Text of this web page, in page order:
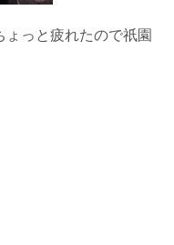
っと疲れたので祇園